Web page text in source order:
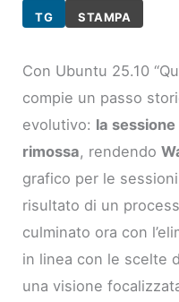
TG STAMPA
Con Ubuntu 25.10
compie un passo
evolutivo: la sessione
rimossa, rendendo
grafico per le
risultato di un
culminato ora con
in linea con le scelte
una visione